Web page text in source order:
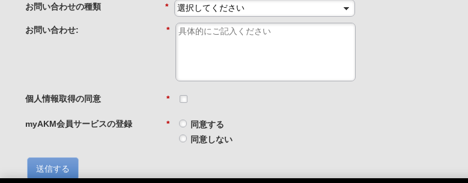
*
お問い合わせの種類
*
お問い合わせ:
*
個人情報取得の同意
*
myAKM会員サービスの登録
同意する
同意しない
送信する